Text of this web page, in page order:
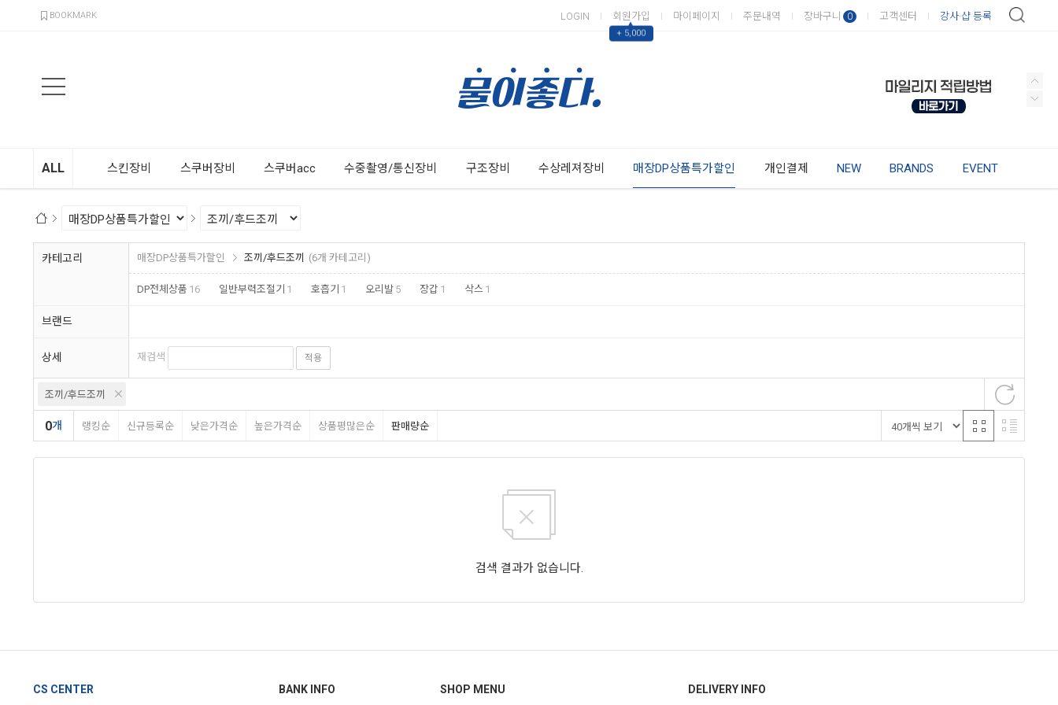
BOOKMARK LOGIN 회원가입
▲
+ 5,000
마이페이지 주문내역 장바구니 0 고객센터 강사·샵 등록
ALL 스킨장비 스쿠버장비 스쿠버acc 수중촬영/통신장비 구조장비 수상레져장비 매장DP상품특가할인 개인결제 NEW BRANDS EVENT
카테고리 매장DP상품특가할인 조끼/후드조끼 (6개 카테고리)
DP전체상품 16 일반부력조절기 1 호흡기 1 오리발 5 장갑 1 삭스 1
브랜드
상세 재검색 적용
조끼/후드조끼
0개 랭킹순 신규등록순 낮은가격순 높은가격순 상품평많은순 판매량순
검색 결과가 없습니다.
CS CENTER BANK INFO SHOP MENU DELIVERY INFO